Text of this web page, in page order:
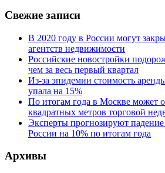
Свежие записи
В 2020 году в России могут
агентств недвижимости
Российские новостройки
чем за весь первый квартал
Из-за эпидемии стоимость
упала на 15%
По итогам года в Москве может
квадратных метров торговой
Эксперты прогнозируют
России на 10% по итогам года
Архивы